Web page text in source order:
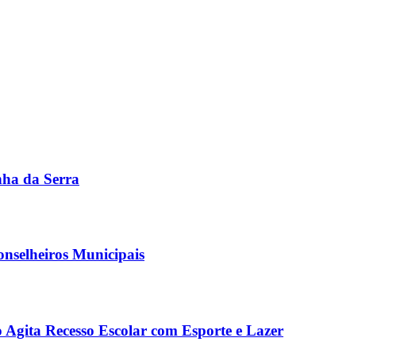
da Serra
Municipais
Recesso Escolar com Esporte e Lazer